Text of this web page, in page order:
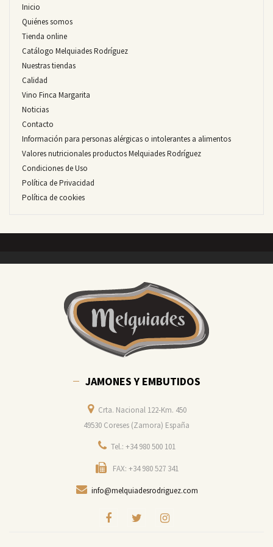
Inicio
Quiénes somos
Tienda online
Catálogo Melquiades Rodríguez
Nuestras tiendas
Calidad
Vino Finca Margarita
Noticias
Contacto
Información para personas alérgicas o intolerantes a alimentos
Valores nutricionales productos Melquiades Rodríguez
Condiciones de Uso
Política de Privacidad
Política de cookies
JAMONES Y EMBUTIDOS
Crta. Nacional 122-Km. 450
49530 Coreses (Zamora) España
Tel.: +34 980 500 101
FAX: +34 980 527 341
info@melquiadesrodriguez.com